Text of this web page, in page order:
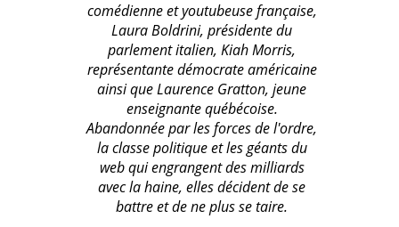
comédienne et youtubeuse française,
Laura Boldrini, présidentedu
parlement italien, Kiah Morris,
représentante démocrate américaine
ainsi que Laurence Gratton, jeune
enseignante québécoise.
Abandonnée par les forces de l'ordre,
la classe politique et les géantsdu
web qui engrangent des milliards
avec la haine, elles décident de se
battre et de ne plus se taire.